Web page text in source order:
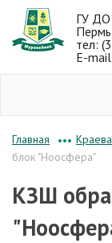
ГУ ДО
тел:
E-
Главная •••
блок "Ноосфера"
КЗШ